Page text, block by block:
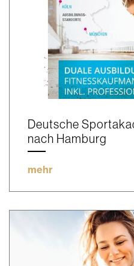
Deutsche
nach Hamburg
mehr